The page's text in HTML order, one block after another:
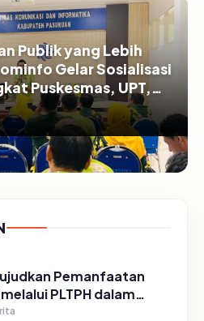
Publik yang Lebih
Gelar Sosialisasi
Puskesmas, UPT,
Pasuruan
Pemanfaatan
PLTPH dalam
PELITA di Desa